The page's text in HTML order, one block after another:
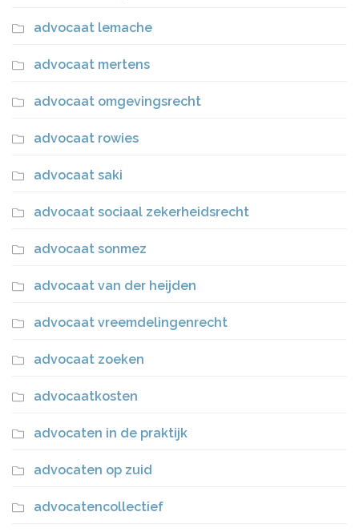
advocaat lemache
advocaat mertens
advocaat omgevingsrecht
advocaat rowies
advocaat saki
advocaat sociaal zekerheidsrecht
advocaat sonmez
advocaat van der heijden
advocaat vreemdelingenrecht
advocaat zoeken
advocaatkosten
advocaten in de praktijk
advocaten op zuid
advocatencollectief